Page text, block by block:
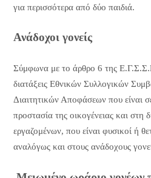
για περισσότερα από δύο παιδιά.
Ανάδοχοι γονείς
Σύμφωνα με το άρθρο 6 της
διατάξεις Εθνικών Συλλογικών
Διαιτητικών Αποφάσεων που είναι
προστασία της οικογένειας και στη
εργαζομένων, που είναι φυσικοί ή
αναλόγως και στους ανάδοχους